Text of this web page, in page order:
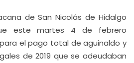
de San Nicolás de Hidalgo
este martes 4 de febrero
el pago total de aguinaldo y
de 2019 que se adeudaban